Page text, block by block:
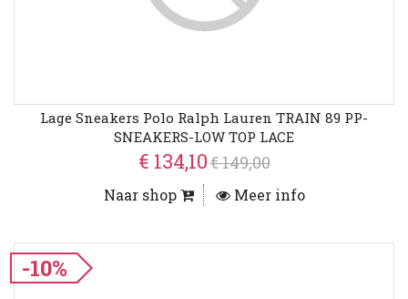
Lage Sneakers Polo Ralph Lauren TRAIN 89 PP-
SNEAKERS-LOW TOP LACE
€ 134,10€ 149,00
Naar shop Meer info
-10%